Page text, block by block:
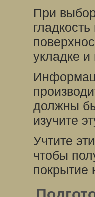
При
укладке
должны
изучите
Учтите
чтобы
покрытие